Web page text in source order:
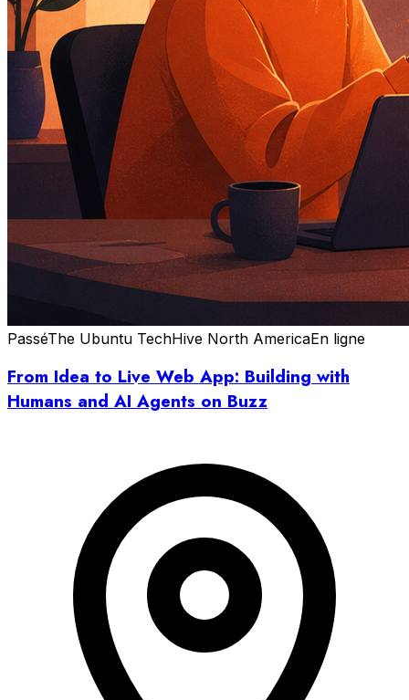
PasséThe Ubuntu TechHive North AmericaEn ligne
From Idea to Live Web App: Building with
Humans and AI Agents on Buzz